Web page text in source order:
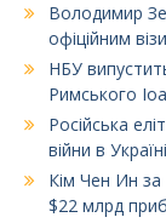
Володимир
офіційним
НБУ
Римського
Російська
війни в Україні
Кім Чен Ин
$22 млрд